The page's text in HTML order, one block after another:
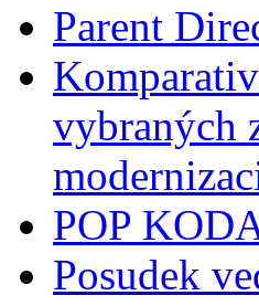
Parent
vybraných
POP
Posudek